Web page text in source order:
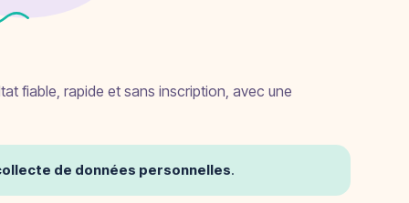
fiable, rapide et sans inscription, avec une
de données personnelles.